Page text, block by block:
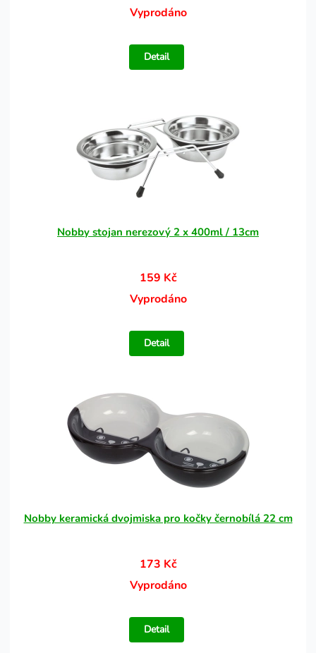
Vyprodáno
Detail
Nobby stojan nerezový 2 x 400ml / 13cm
159 Kč
Vyprodáno
Detail
Nobby keramická dvojmiska pro kočky černobílá 22 cm
173 Kč
Vyprodáno
Detail